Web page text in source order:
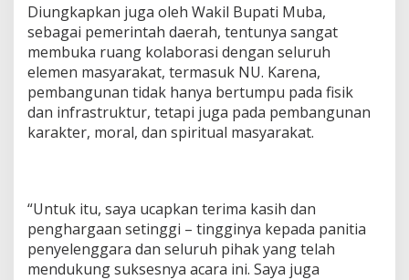
u
n
g
j
a
w
a
b
Diungkapkan juga oleh Wakil Bupati Muba,
sebagai pemerintah daerah, tentunya sangat
membuka ruang kolaborasi dengan seluruh
elemen masyarakat, termasuk NU. Karena,
pembangunan tidak hanya bertumpu pada fisik
dan infrastruktur, tetapi juga pada pembangunan
karakter, moral, dan spiritual masyarakat.
“Untuk itu, saya ucapkan terima kasih dan
penghargaan setinggi – tingginya kepada panitia
penyelenggara dan seluruh pihak yang telah
mendukung suksesnya acara ini. Saya juga